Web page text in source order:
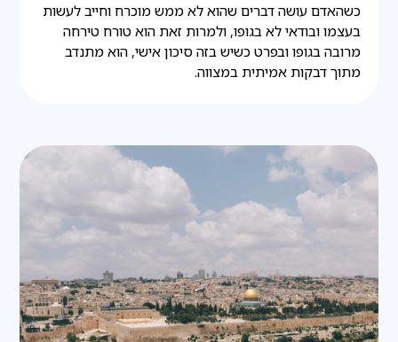
כשהאדם עושה דברים שהוא לא ממש מוכרח וחייב לעשות
בעצמו ובודאי לא בגופו, ולמרות זאת הוא טורח טירחה
מרובה בגופו ובפרט כשיש בזה סיכון אישי, הוא מתנדב
מתוך דבקות אמיתית במצווה.